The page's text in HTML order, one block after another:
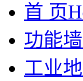
首 页
功能
工业